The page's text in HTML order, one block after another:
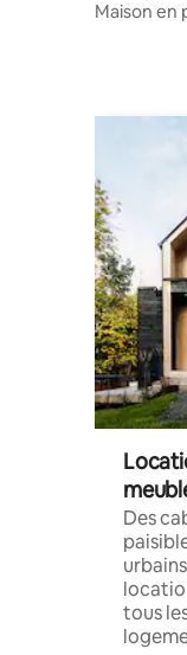
Maison en
Des
tous